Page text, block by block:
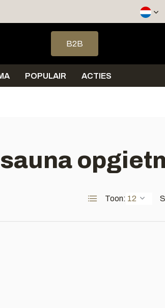
de pijltjes op en neer om een
B2B
POPULAIR ACTIES
Toon: